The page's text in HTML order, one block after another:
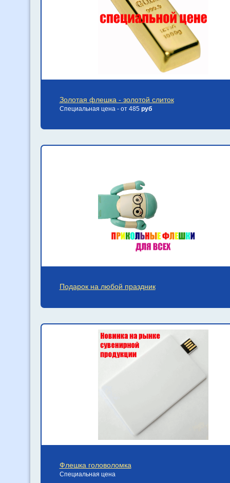
Золотая флешка - золотой слиток
Специальная цена - от 485 руб
Подарок на любой праздник
Флешка головоломка
Специальная цена